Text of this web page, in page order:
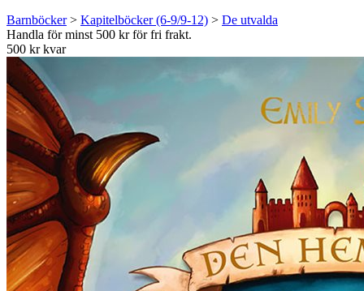
Barnböcker> Kapitelböcker (6-9/9-12) > De utvalda
Handla för minst 500 kr för fri frakt.
500 kr kvar